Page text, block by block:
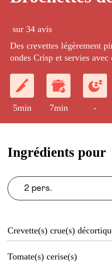
sur 34 avis
Des crevettes légèrement
ondes Crisp et servies avec
5min 7min -
Ingrédients pour
2 pers.
Crevette(s) crue(s)
Tomate(s) cerise(s)